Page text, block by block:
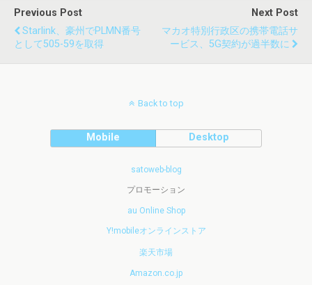
Previous Post
Starlink、豪州でPLMN番号
として505-59を取得
Next Post
マカオ特別行政区の携帯電話サ
ービス、5G契約が過半数に
Back to top
Mobile Desktop
satoweb-blog
プロモーション
au Online Shop
Y!mobileオンラインストア
楽天市場
Amazon.co.jp